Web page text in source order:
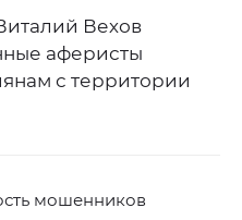
Вехов
аферисты
с территории
мошенников